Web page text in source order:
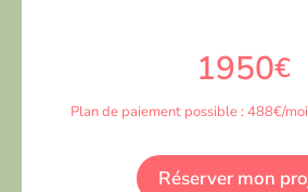
1950€
Plan de paiement possible : 488€/
Réserver mon